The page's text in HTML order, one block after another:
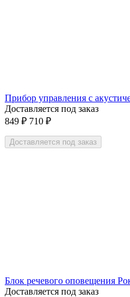
Прибор управления с
Доставляется под заказ
849 ₽ 710 ₽
Доставляется под заказ
Блок речевого оповещения
Доставляется под заказ